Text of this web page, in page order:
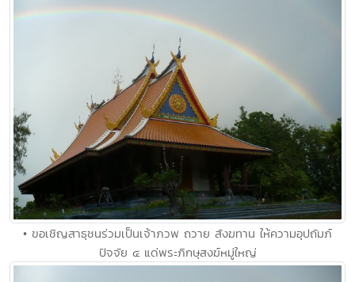
• ขอเชิญสาธุชนร่วมเป็นเจ้าภวพ ถวาย สังฆทาน ให้ความอุปถัมภ์
ปัจจัย ๔ แด่พระภิกษุสงฆ์หมู่ใหญ่